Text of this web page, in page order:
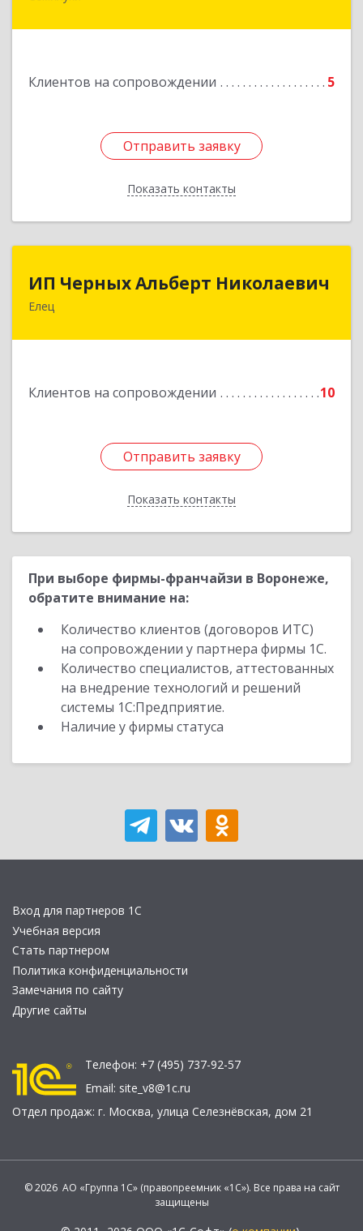
Клиентов на сопровождении 5
Отправить заявку
Показать контакты
Отправить заявку
Назад
ИП Черных Альберт Николаевич
Елец
Клиентов на сопровождении 10
Отправить заявку
Показать контакты
ИП Черных Альберт Николаевич
399771, Липецкая обл, Елец г, Н.Гусевой ул, 56А
Отправить заявку
Назад
При выборе фирмы-франчайзи в Воронеже,
обратите внимание на:
Количество клиентов (договоров ИТС)
на сопровождении у партнера фирмы 1С.
Количество специалистов, аттестованных
на внедрение технологий и решений
системы 1С:Предприятие.
Наличие у фирмы статуса
Вход для партнеров 1С
Учебная версия
Стать партнером
Политика конфиденциальности
Замечания по сайту
Другие сайты
Телефон: +7 (495) 737-92-57
Email: site_v8@1c.ru
Отдел продаж: г. Москва, улица Селезнёвская, дом 21
© 2026 АО «Группа 1С» (правопреемник «1С»). Все права на сайт
защищены